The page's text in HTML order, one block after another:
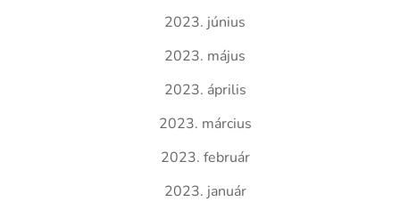
2023. június
2023. május
2023. április
2023. március
2023. február
2023. január